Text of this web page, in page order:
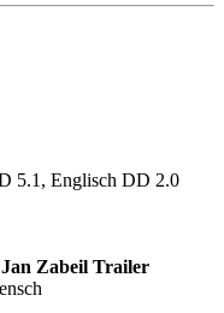
5.1, Englisch DD 2.0
Zabeil Trailer